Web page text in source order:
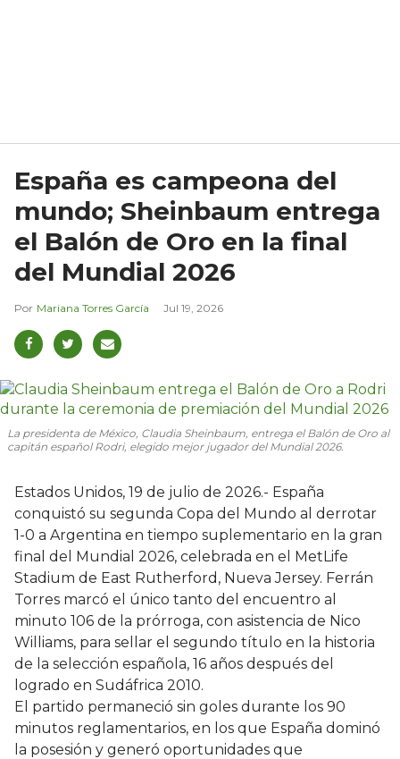
España es campeona del
mundo; Sheinbaum entrega
el Balón de Oro en la final
del Mundial 2026
Mariana Torres García Jul 19, 2026
La presidenta de México, Claudia Sheinbaum, entrega el Balón de Oro al
capitán español Rodri, elegido mejor jugador del Mundial 2026.
Estados Unidos, 19 de julio de 2026.- España
conquistó su segunda Copa del Mundo al derrotar
1-0 a Argentina en tiempo suplementario en la gran
final del Mundial 2026, celebrada en el MetLife
Stadium de East Rutherford, Nueva Jersey. Ferrán
Torres marcó el único tanto del encuentro al
minuto 106 de la prórroga, con asistencia de Nico
Williams, para sellar el segundo título en la historia
de la selección española, 16 años después del
logrado en Sudáfrica 2010.
El partido permaneció sin goles durante los 90
minutos reglamentarios, en los que España dominó
la posesión y generó oportunidades que